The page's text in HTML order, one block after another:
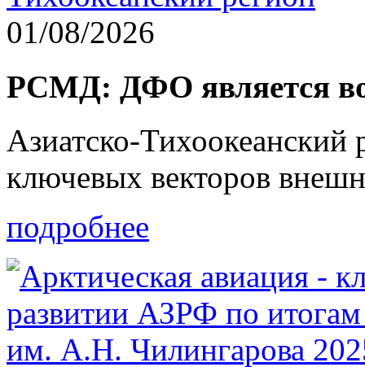
01/08/2026
РСМД: ДФО является
Азиатско-Тихоокеанский
ключевых векторов
подробнее